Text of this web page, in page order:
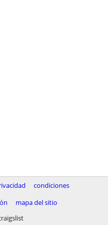
condiciones
mapa del sitio